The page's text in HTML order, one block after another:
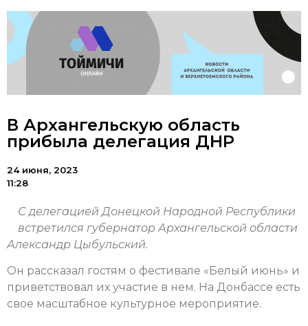
В Архангельскую область
прибыла делегация ДНР
24 июня, 2023
11:28
С делегацией Донецкой Народной Республики
встретился губернатор Архангельской области
Александр Цыбульский.
Он рассказал гостям о фестивале «Белый июнь» и
приветствовал их участие в нем. На Донбассе есть
свое масштабное культурное мероприятие.